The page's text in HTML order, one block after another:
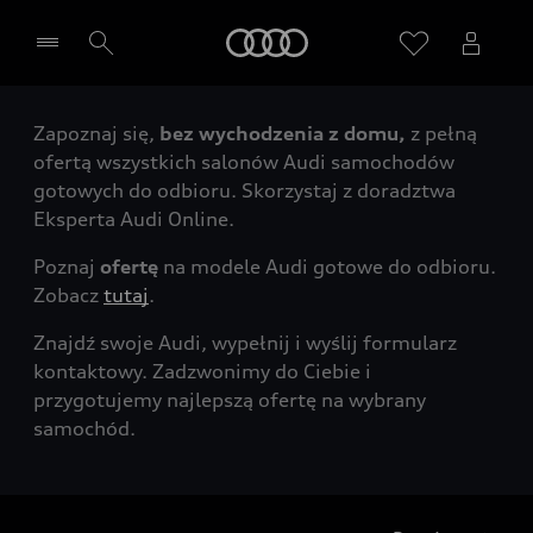
Wybierz Twojego Partnera Audi
Zapoznaj się, bez wychodzenia z domu, z pełną
ofertą wszystkich salonów Audi samochodów
gotowych do odbioru. Skorzystaj z doradztwa
Eksperta Audi Online.
Poznaj ofertę na modele Audi gotowe do odbioru.
Zobacz tutaj.
Znajdź swoje Audi, wypełnij i wyślij formularz
kontaktowy. Zadzwonimy do Ciebie i
przygotujemy najlepszą ofertę na wybrany
samochód.